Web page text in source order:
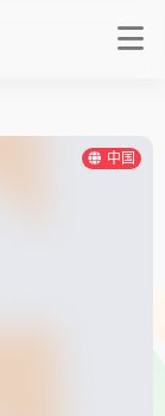
中国